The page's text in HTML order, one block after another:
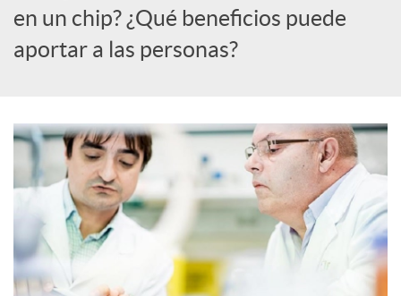
r
e
c
o
en un chip? ¿Qué beneficios puede
aportar a las personas?